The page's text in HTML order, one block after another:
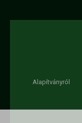
Alapítványról